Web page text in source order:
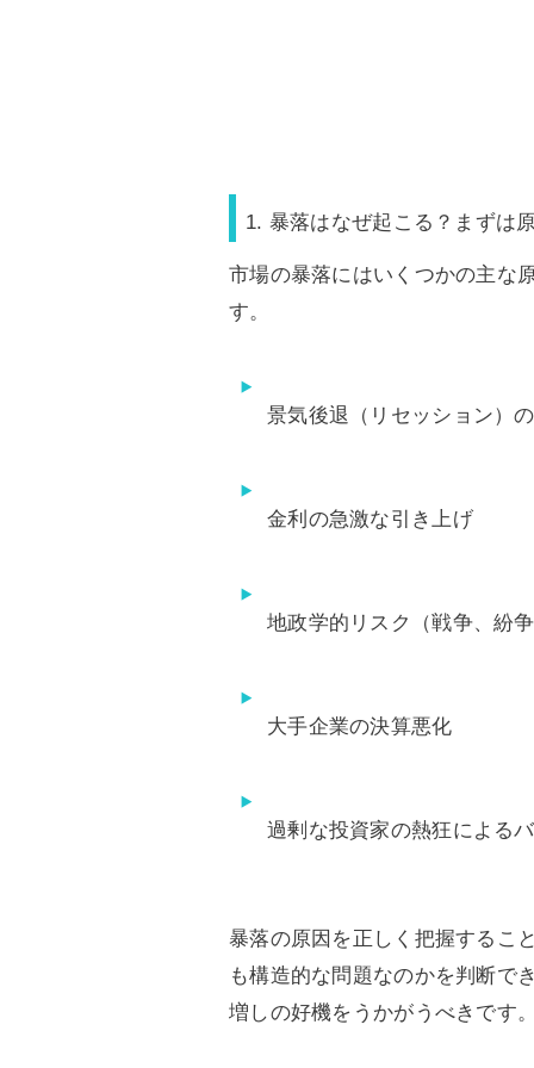
1. 暴落はなぜ起こる？まずは
市場の暴落にはいくつかの主な
す。
景気後退（リセッション）
金利の急激な引き上げ
地政学的リスク（戦争、紛
大手企業の決算悪化
過剰な投資家の熱狂による
暴落の原因を正しく把握するこ
も構造的な問題なのかを判断で
増しの好機をうかがうべきです